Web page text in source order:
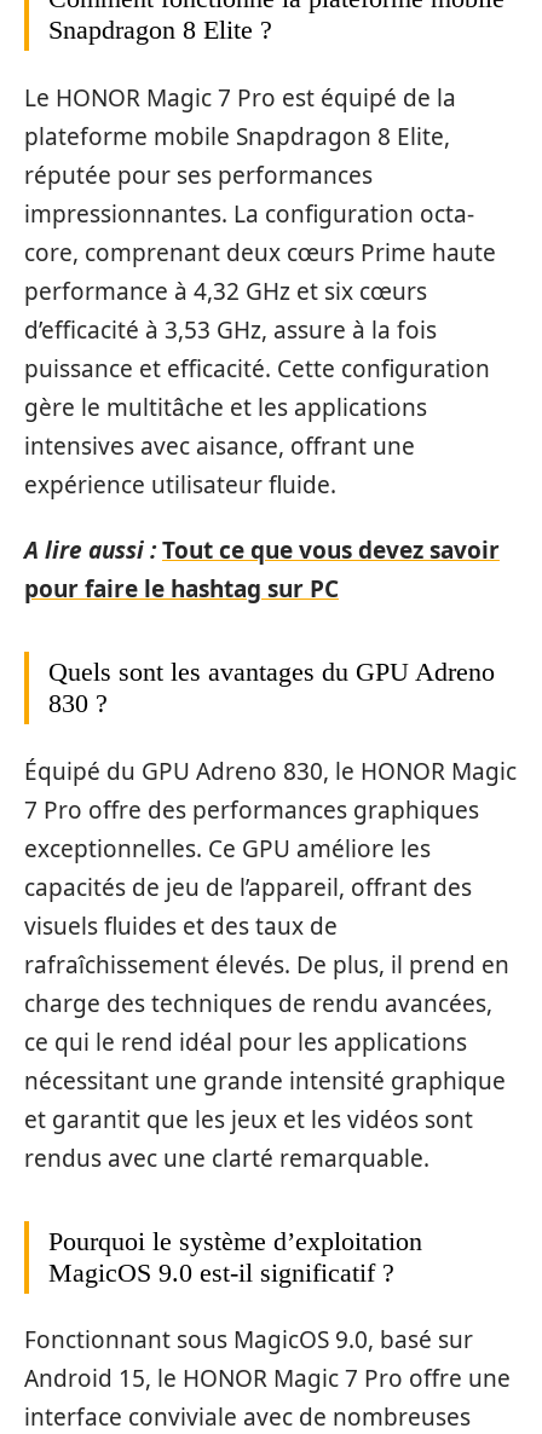
Snapdragon 8 Elite ?
Le HONOR Magic 7 Pro est équipé de la
plateforme mobile Snapdragon 8 Elite,
réputée pour ses performances
impressionnantes. La configuration octa-
core, comprenant deux cœurs Prime haute
performance à 4,32 GHz et six cœurs
d’efficacité à 3,53 GHz, assure à la fois
puissance et efficacité. Cette configuration
gère le multitâche et les applications
intensives avec aisance, offrant une
expérience utilisateur fluide.
A lire aussi :Tout ce que vous devez savoir
pour faire le hashtag sur PC
Quels sont les avantages du GPU Adreno
830 ?
Équipé du GPU Adreno 830, le HONOR Magic
7 Pro offre des performances graphiques
exceptionnelles. Ce GPU améliore les
capacités de jeu de l’appareil, offrant des
visuels fluides et des taux de
rafraîchissement élevés. De plus, il prend en
charge des techniques de rendu avancées,
ce qui le rend idéal pour les applications
nécessitant une grande intensité graphique
et garantit que les jeux et les vidéos sont
rendus avec une clarté remarquable.
Pourquoi le système d’exploitation
MagicOS 9.0 est-il significatif ?
Fonctionnant sous MagicOS 9.0, basé sur
Android 15, le HONOR Magic 7 Pro offre une
interface conviviale avec de nombreuses